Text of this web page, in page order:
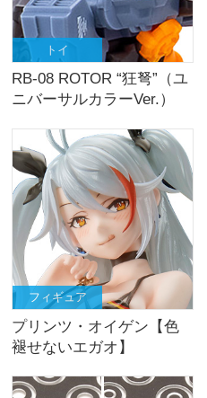
トイ
RB-08 ROTOR “狂弩”（ユ
ニバーサルカラーVer.）
フィギュア
プリンツ・オイゲン【色
褪せないエガオ】